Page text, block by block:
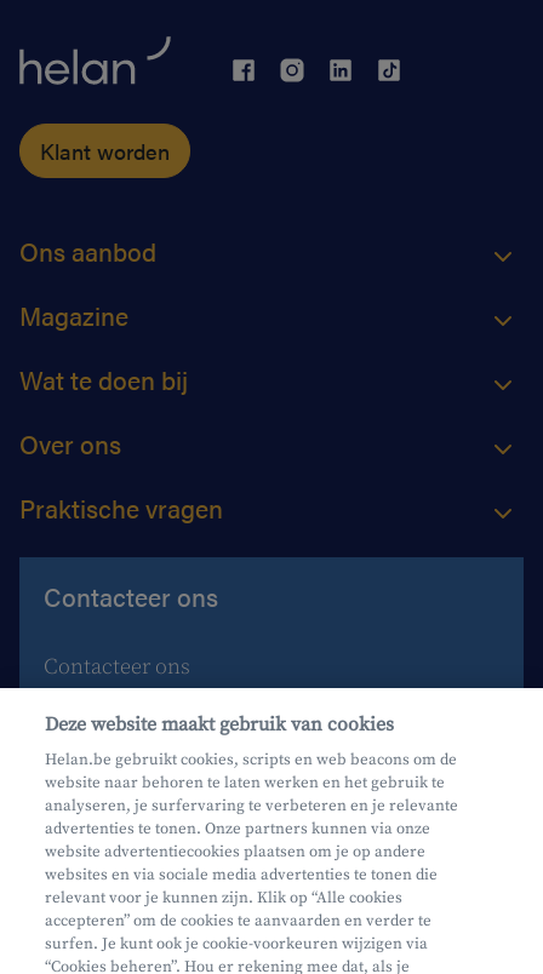
Klant worden
Ons aanbod
Magazine
Wat te doen bij
Over ons
Praktische vragen
Contacteer ons
Contacteer ons
Maak een afspraak
Waar vind je ons?
Phishing
Mifid
Deze website maakt gebruik van cookies
Helan.be gebruikt cookies, scripts en web beacons om de
website naar behoren te laten werken en het gebruik te
analyseren, je surfervaring te verbeteren en je relevante
advertenties te tonen. Onze partners kunnen via onze
website advertentiecookies plaatsen om je op andere
websites en via sociale media advertenties te tonen die
relevant voor je kunnen zijn. Klik op “Alle cookies
accepteren” om de cookies te aanvaarden en verder te
surfen. Je kunt ook je cookie-voorkeuren wijzigen via
“Cookies beheren”. Hou er rekening mee dat, als je